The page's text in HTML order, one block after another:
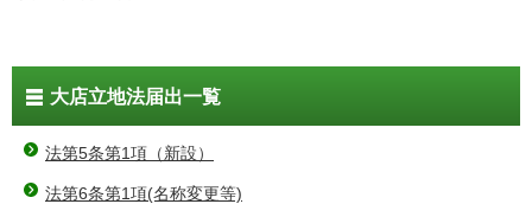
大店立地法届出一覧
法第5条第1項（新設）
法第6条第1項(名称変更等)